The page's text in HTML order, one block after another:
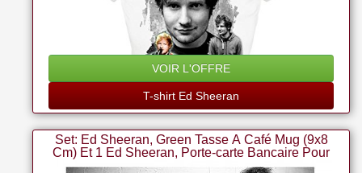
VOIR L'OFFRE
T-shirt Ed Sheeran
Set: Ed Sheeran, Green Tasse À Café Mug (9x8
Cm) Et 1 Ed Sheeran, Porte-carte Bancaire Pour
Fans (10x7 Cm)